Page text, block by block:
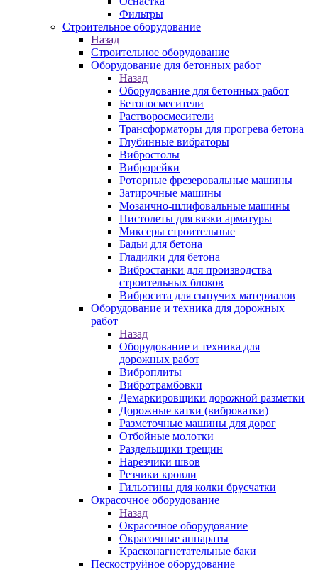
Фильтры
Строительное оборудование
Назад
Строительное оборудование
Оборудование для бетонных работ
Назад
Оборудование для бетонных работ
Бетоносмесители
Растворосмесители
Трансформаторы для прогрева бетона
Глубинные вибраторы
Вибростолы
Виброрейки
Роторные фрезеровальные машины
Затирочные машины
Мозаично-шлифовальные машины
Пистолеты для вязки арматуры
Миксеры строительные
Бадьи для бетона
Гладилки для бетона
Вибростанки для производства
строительных блоков
Вибросита для сыпучих материалов
Оборудование и техника для дорожных
работ
Назад
Оборудование и техника для
дорожных работ
Виброплиты
Вибротрамбовки
Демаркировщики дорожной разметки
Дорожные катки (виброкатки)
Разметочные машины для дорог
Отбойные молотки
Раздельщики трещин
Нарезчики швов
Резчики кровли
Гильотины для колки брусчатки
Окрасочное оборудование
Назад
Окрасочное оборудование
Окрасочные аппараты
Красконагнетательные баки
Пескоструйное оборудование